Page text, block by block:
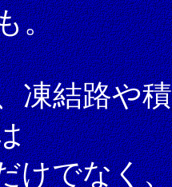
。
凍結路や
けでなく